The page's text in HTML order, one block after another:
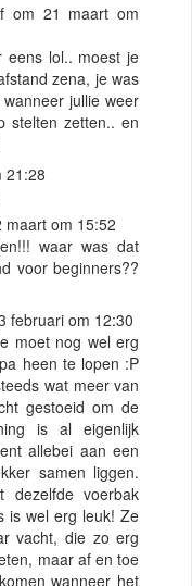
om 21 maart om
eens lol.. moest je
zena, je was
jullie weer
stelten zetten.. en
21:28
maart om 15:52
waar was dat
voor beginners??
februari om 12:30
moet nog wel erg
heen te lopen :P
wat meer van
gestoeid om de
is al eigenlijk
allebei aan een
samen liggen.
dezelfde voerbak
is wel erg leuk! Ze
vacht, die zo erg
maar af en toe
wanneer het